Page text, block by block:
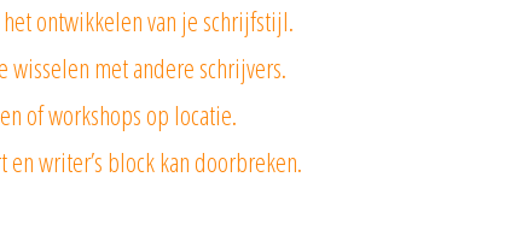
ontwikkelen van je schrijfstijl.
met andere schrijvers.
of workshops op locatie.
writer’s block kan doorbreken.